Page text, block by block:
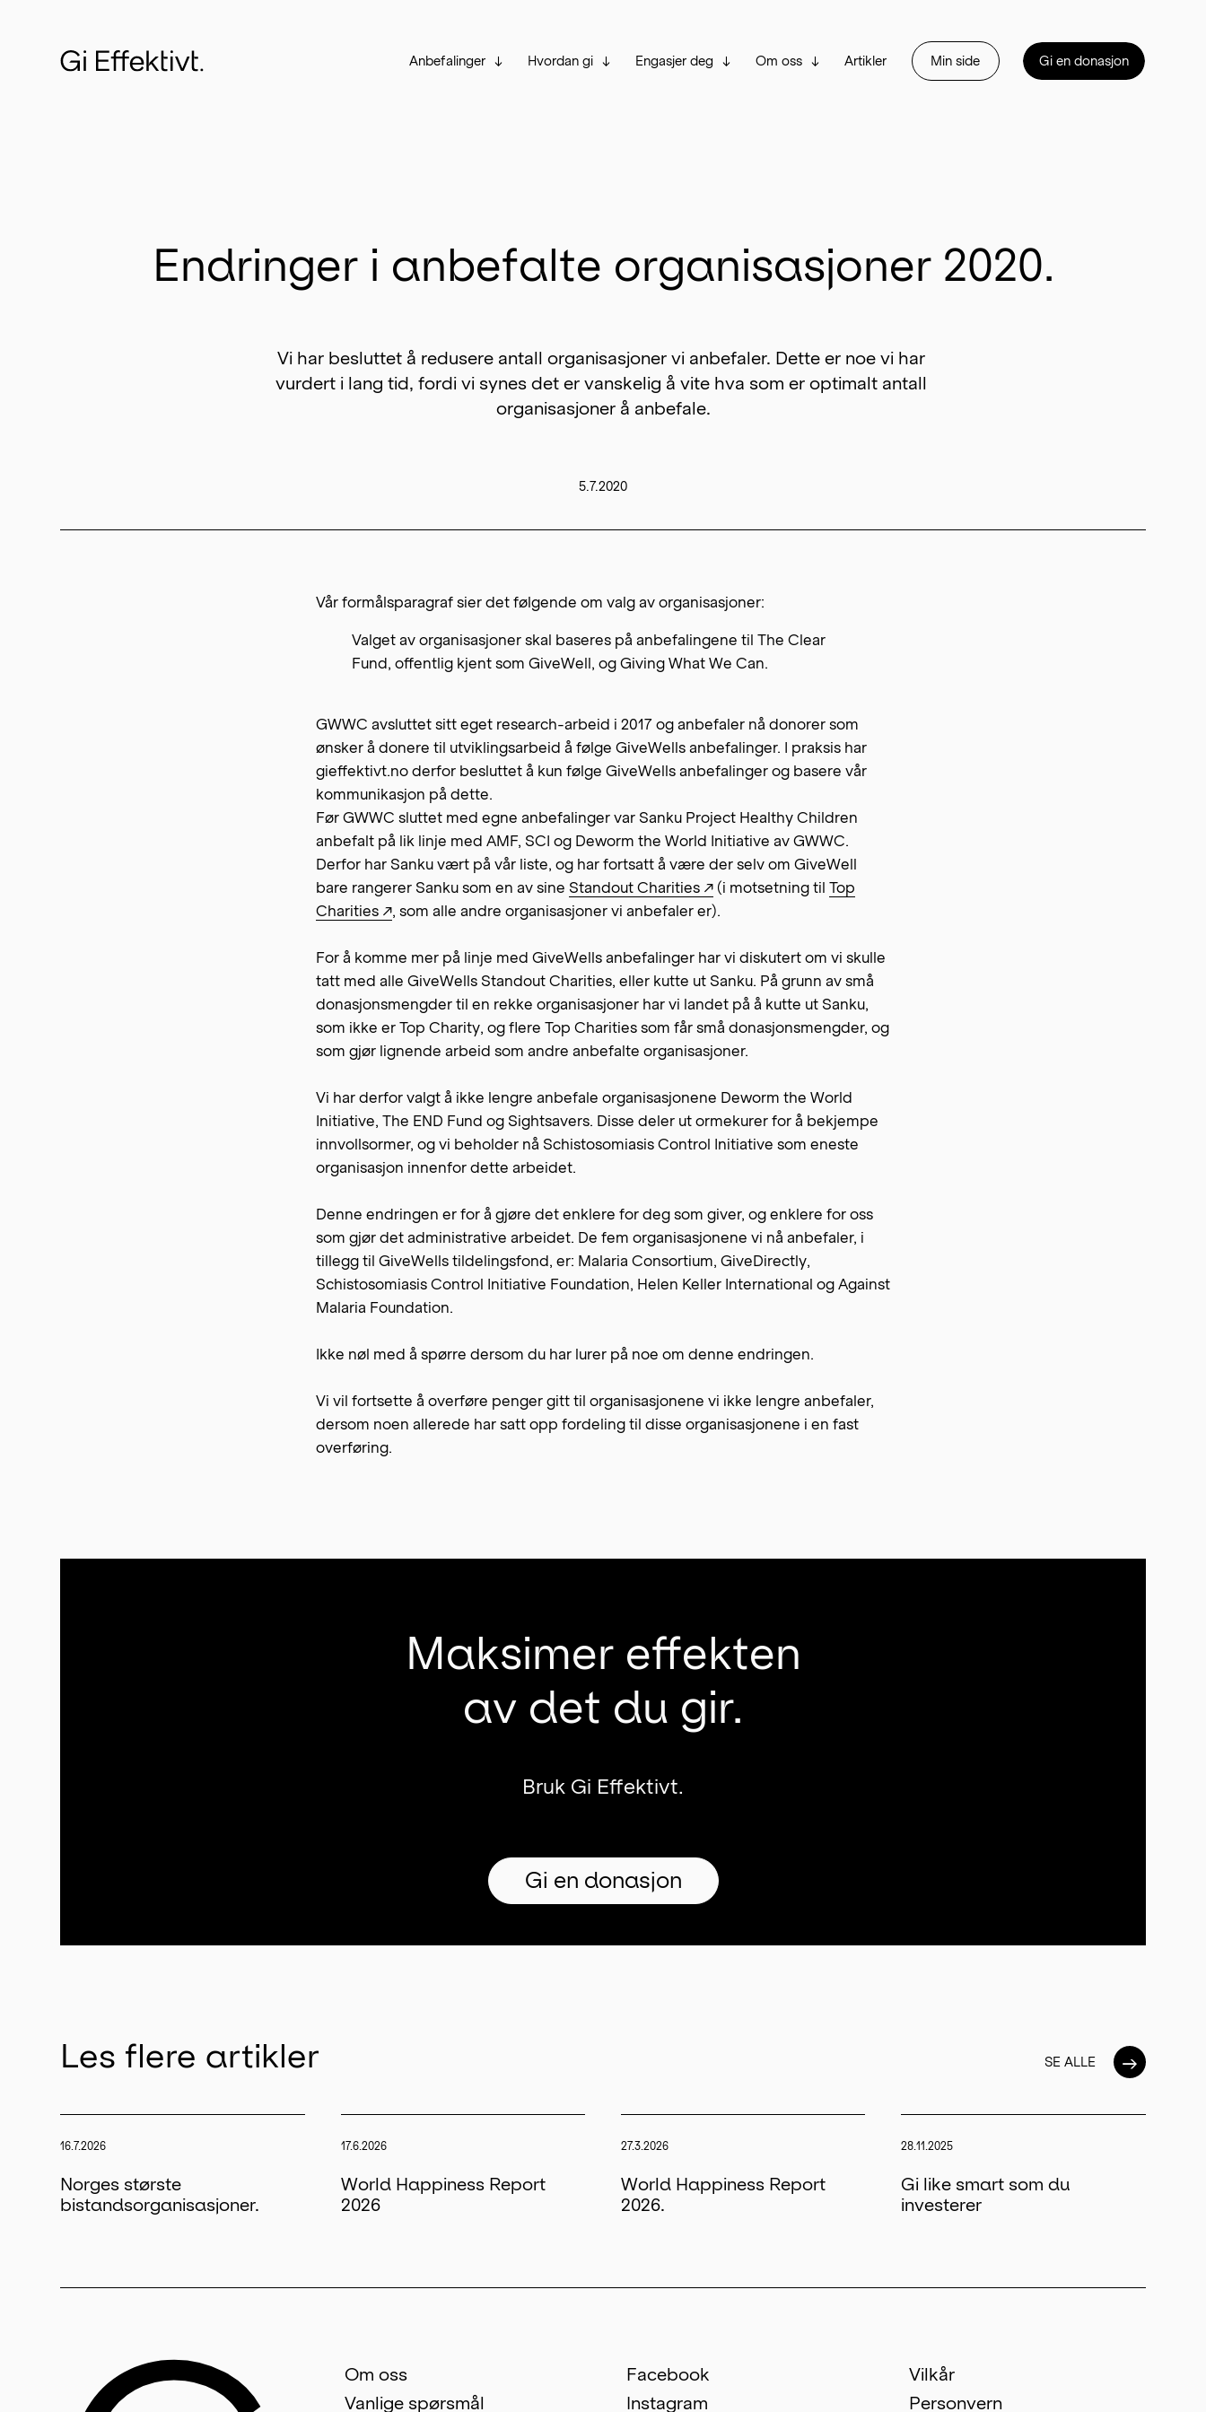
Anbefalinger Hvordan gi Engasjer deg Om oss Artikler Min side Gi en donasjon
Endringer i anbefalte organisasjoner 2020.
Vi har besluttet å redusere antall organisasjoner vi anbefaler. Dette er noe vi har
vurdert i lang tid, fordi vi synes det er vanskelig å vite hva som er optimalt antall
organisasjoner å anbefale.
5.7.2020
Vår formålsparagraf sier det følgende om valg av organisasjoner:
Valget av organisasjoner skal baseres på anbefalingene til The Clear
Fund, offentlig kjent som GiveWell, og Giving What We Can.
GWWC avsluttet sitt eget research-arbeid i 2017 og anbefaler nå donorer som
ønsker å donere til utviklingsarbeid å følge GiveWells anbefalinger. I praksis har
gieffektivt.no derfor besluttet å kun følge GiveWells anbefalinger og basere vår
kommunikasjon på dette.
Før GWWC sluttet med egne anbefalinger var Sanku Project Healthy Children
anbefalt på lik linje med AMF, SCI og Deworm the World Initiative av GWWC.
Derfor har Sanku vært på vår liste, og har fortsatt å være der selv om GiveWell
bare rangerer Sanku som en av sine Standout Charities ↗ (i motsetning til Top
Charities ↗, som alle andre organisasjoner vi anbefaler er).
For å komme mer på linje med GiveWells anbefalinger har vi diskutert om vi skulle
tatt med alle GiveWells Standout Charities, eller kutte ut Sanku. På grunn av små
donasjonsmengder til en rekke organisasjoner har vi landet på å kutte ut Sanku,
som ikke er Top Charity, og flere Top Charities som får små donasjonsmengder, og
som gjør lignende arbeid som andre anbefalte organisasjoner.
Vi har derfor valgt å ikke lengre anbefale organisasjonene Deworm the World
Initiative, The END Fund og Sightsavers. Disse deler ut ormekurer for å bekjempe
innvollsormer, og vi beholder nå Schistosomiasis Control Initiative som eneste
organisasjon innenfor dette arbeidet.
Denne endringen er for å gjøre det enklere for deg som giver, og enklere for oss
som gjør det administrative arbeidet. De fem organisasjonene vi nå anbefaler, i
tillegg til GiveWells tildelingsfond, er: Malaria Consortium, GiveDirectly,
Schistosomiasis Control Initiative Foundation, Helen Keller International og Against
Malaria Foundation.
Ikke nøl med å spørre dersom du har lurer på noe om denne endringen.
Vi vil fortsette å overføre penger gitt til organisasjonene vi ikke lengre anbefaler,
dersom noen allerede har satt opp fordeling til disse organisasjonene i en fast
overføring.
Maksimer effekten
av det du gir.
Bruk Gi Effektivt.
Gi en donasjon
Les flere artikler SE ALLE →
16.7.2026
Norges største
bistandsorganisasjoner.
17.6.2026
World Happiness Report
2026
27.3.2026
World Happiness Report
2026.
28.11.2025
Gi like smart som du
investerer
Om oss
Vanlige spørsmål
Facebook
Instagram
Vilkår
Personvern